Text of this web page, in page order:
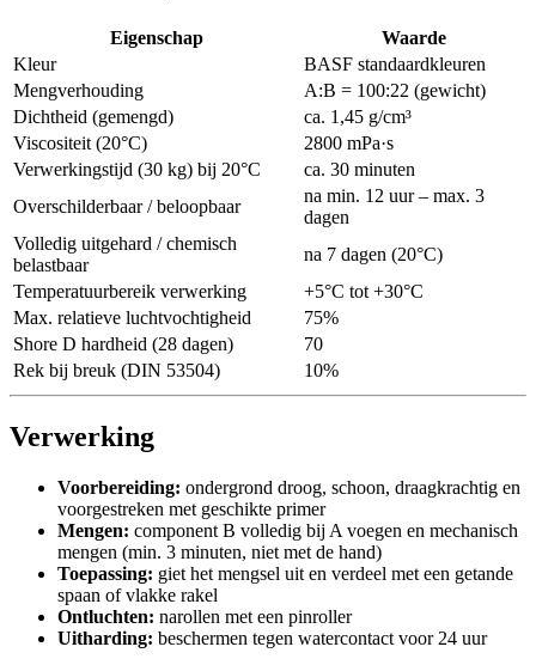
Eigenschap
Waarde
Kleur
BASF standaardkleuren
Mengverhouding
A:B = 100:22 (gewicht)
Dichtheid (gemengd)
ca. 1,45 g/cm³
Viscositeit (20°C)
2800 mPa·s
Verwerkingstijd (30 kg) bij 20°C
ca. 30 minuten
Overschilderbaar / beloopbaar
na min. 12 uur – max. 3
dagen
Volledig uitgehard / chemisch
belastbaar
na 7 dagen (20°C)
Temperatuurbereik verwerking
+5°C tot +30°C
Max. relatieve luchtvochtigheid
75%
Shore D hardheid (28 dagen)
70
Rek bij breuk (DIN 53504)
10%
Verwerking
Voorbereiding: ondergrond droog, schoon, draagkrachtig en
voorgestreken met geschikte primer
Mengen: component B volledig bij A voegen en mechanisch
mengen (min. 3 minuten, niet met de hand)
Toepassing: giet het mengsel uit en verdeel met een getande
spaan of vlakke rakel
Ontluchten: narollen met een pinroller
Uitharding: beschermen tegen watercontact voor 24 uur